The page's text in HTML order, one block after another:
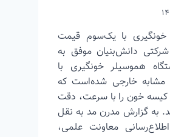
خونگیری با یک‌سوم قیمت
دانش‌بنیان موفق به
هموسیلر خونگیری با
خارجی شده‌است که
کیسه خون را با سرعت، دقت
به گزارش مدرن مد به نقل
معاونت علمی،